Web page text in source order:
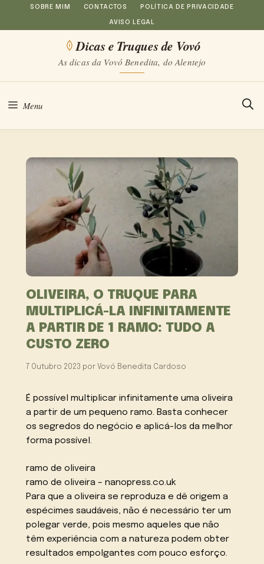
Saltar
para
conteúdo
SOBRE MIM CONTACTOS POLÍTICA DE PRIVACIDADE
AVISO LEGAL
Dicas e Truques de Vovó
As dicas da Vovó Benedita, do Alentejo
Menu
OLIVEIRA, O TRUQUE PARA
MULTIPLICÁ-LA INFINITAMENTE
A PARTIR DE 1 RAMO: TUDO A
CUSTO ZERO
7 Outubro 2023 por Vovó Benedita Cardoso
É possível multiplicar infinitamente uma oliveira
a partir de um pequeno ramo. Basta conhecer
os segredos do negócio e aplicá-los da melhor
forma possível.
ramo de oliveira
ramo de oliveira – nanopress.co.uk
Para que a oliveira se reproduza e dê origem a
espécimes saudáveis, não é necessário ter um
polegar verde, pois mesmo aqueles que não
têm experiência com a natureza podem obter
resultados empolgantes com pouco esforço.